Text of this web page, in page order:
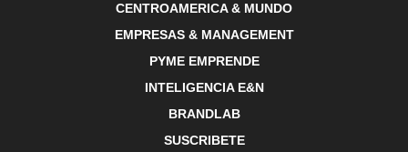
CENTROAMERICA & MUNDO
EMPRESAS & MANAGEMENT
PYME EMPRENDE
INTELIGENCIA E&N
BRANDLAB
SUSCRIBETE